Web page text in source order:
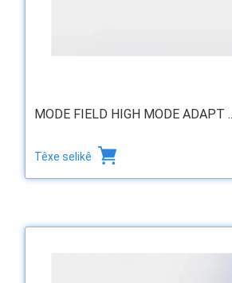
MODE FIELD HIGH MODE ADAPT
Têxe selikê